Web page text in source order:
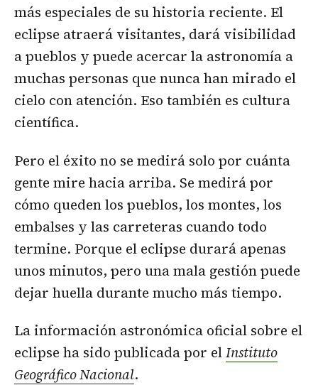
más especiales de su historia reciente. El
eclipse atraerá visitantes, dará visibilidad
a pueblos y puede acercar la astronomía a
muchas personas que nunca han mirado el
cielo con atención. Eso también es cultura
científica.
Pero el éxito no se medirá solo por cuánta
gente mire hacia arriba. Se medirá por
cómo queden los pueblos, los montes, los
embalses y las carreteras cuando todo
termine. Porque el eclipse durará apenas
unos minutos, pero una mala gestión puede
dejar huella durante mucho más tiempo.
La información astronómica oficial sobre el
eclipse ha sido publicada por elInstituto
Geográfico Nacional.